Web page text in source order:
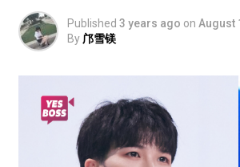
Published 3 years ago on August
By 邝雪镁